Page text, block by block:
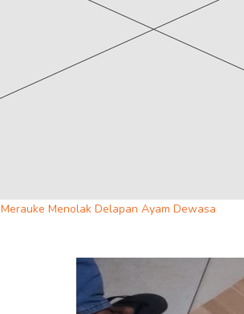
Menolak Delapan Ayam Dewasa